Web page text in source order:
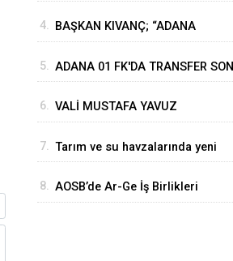
ÇALIŞMALARI İNCELEDİ
4. BAŞKAN KIVANÇ; “ADANA
DOLARA YAKLAŞTI”
5. ADANA 01 FK'DA TRANSFER SON
6. VALİ MUSTAFA YAVUZ
ETTİ
7. Tarım ve su havzalarında yeni
değişiklikleri 'Resmi'leşti
8. AOSB’de Ar-Ge İş Birlikleri